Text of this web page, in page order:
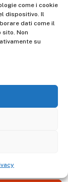
come i cookie
dispositivo. Il
dati come il
sito. Non
su
rim
- GS010 -